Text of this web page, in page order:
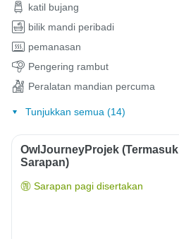
katil bujang
bilik mandi peribadi
pemanasan
Pengering rambut
Peralatan mandian percuma
Tunjukkan semua (14)
OwlJourneyProjek (Termasuk
Sarapan)
Sarapan pagi disertakan